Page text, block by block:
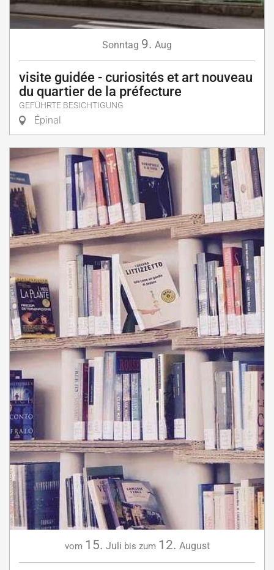
Sonntag 9. Aug
visite guidée - curiosités et art nouveau
du quartier de la préfecture
GEFÜHRTE BESICHTIGUNG
Épinal
vom 15. Juli bis zum 12. August